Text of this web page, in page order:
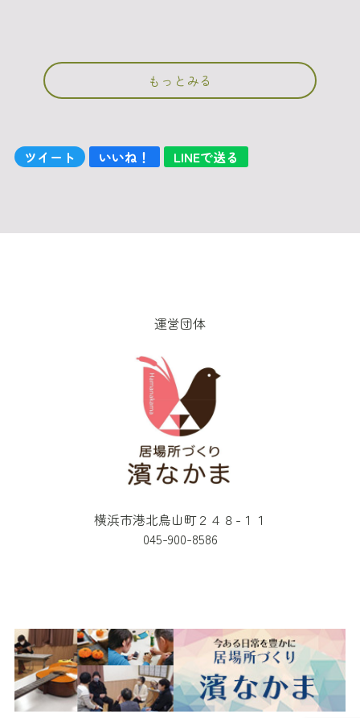
もっとみる
ツイート いいね！ LINEで送る
運営団体
横浜市港北鳥山町２４８-１１
045-900-8586